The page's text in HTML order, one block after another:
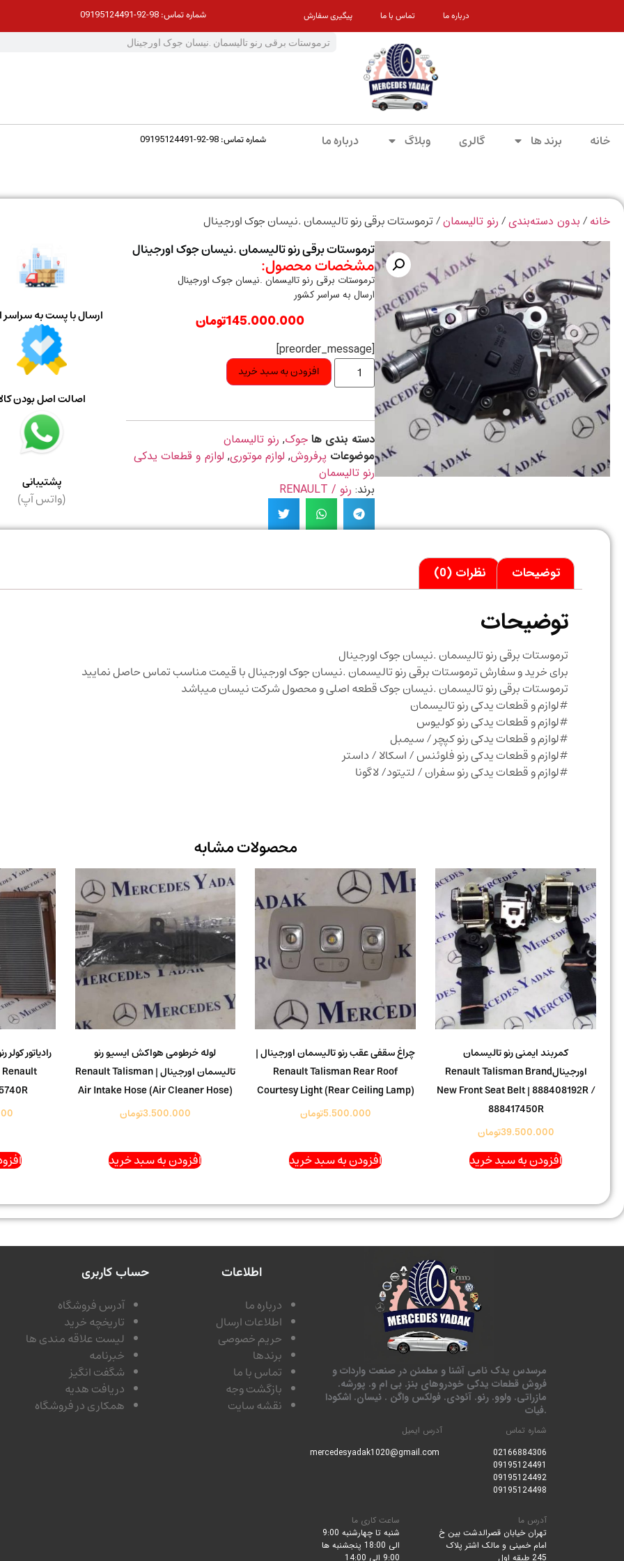
درباره ما تماس با ما پیگیری سفارش شماره تماس: 98-92-09195124491
خانه برند ها گالری وبلاگ درباره ما شماره تماس: 98-92-09195124491
خانه / بدون دسته‌بندی/ رنو تالیسمان/ ترموستات برقی رنو تالیسمان .نیسان جوک اورجینال
ترموستات برقی رنو تالیسمان .نیسان جوک اورجینال
مشخصات محصول:
ترموستات برقی رنو تالیسمان .نیسان جوک اورجینال
ارسال به سراسر کشور
145.000.000تومان
[preorder_message]
افزودن به سبد خرید
دسته بندی ها جوک, رنو تالیسمان
موضوعات پرفروش, لوازم موتوری, لوازم و قطعات یدکی
رنو تالیسمان
برند: رنو / RENAULT
ارسال با پست به سراسر
اصالت اصل بودن
پشتیبانی
(واتس آپ)
توضیحات نظرات (0)
توضیحات
ترموستات برقی رنو تالیسمان .نیسان جوک اورجینال
برای خرید و سفارش ترموستات برقی رنو تالیسمان .نیسان جوک اورجینال با قیمت مناسب تماس حاصل نمایید
ترموستات برقی رنو تالیسمان .نیسان جوک قطعه اصلی و محصول شرکت نیسان میباشد
#لوازم و قطعات یدکی رنو تالیسمان
#لوازم و قطعات یدکی رنو کولیوس
#لوازم و قطعات یدکی رنو کپچر / سیمبل
#لوازم و قطعات یدکی رنو فلوئنس / اسکالا / داستر
#لوازم و قطعات یدکی رنو سفران / لتیتود/ لاگونا
محصولات مشابه
کمربند ایمنی رنو تالیسمان
اورجینالRenault Talisman Brand
New Front Seat Belt | 888408192R /
888417450R
39.500.000تومان
افزودن به سبد خرید
چراغ سقفی عقب رنو تالیسمان اورجینال |
Renault Talisman Rear Roof
Courtesy Light (Rear Ceiling Lamp)
5.500.000تومان
افزودن به سبد خرید
لوله خرطومی هواکش ایسیو رنو
تالیسمان اورجینال | Renault Talisman
Air Intake Hose (Air Cleaner Hose)
3.500.000تومان
افزودن به سبد خرید
مرسدس یدک نامی آشنا و مطمئن در صنعت واردات و
فروش قطعات یدکی خودروهای بنز. بی ام و. پورشه.
مازراتی. ولوو. رنو. آئودی. فولکس واگن . نیسان. اشکودا
.فیات
شماره تماس
02166884306
09195124491
09195124492
09195124498
آدرس ایمیل
آدرس ما
تهران خیابان قصرالدشت بین خ
امام خمینی و مالک اشتر پلاک
245 طبقه اول
ساعت کاری ما
شنبه تا چهارشنبه 9:00
الی 18:00 پنجشنبه ها
9:00 الی 14:00
اطلاعات
درباره ما
اطلاعات ارسال
حریم خصوصی
برندها
تماس با ما
بازگشت وجه
نقشه سایت
حساب کاربری
آدرس فروشگاه
تاریخچه خرید
لیست علاقه مندی ها
خبرنامه
شگفت انگیز
دریافت هدیه
همکاری در فروشگاه